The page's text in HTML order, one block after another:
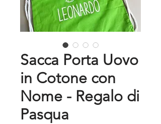
Sacca Porta Uovo
in Cotone con
Nome - Regalo di
Pasqua